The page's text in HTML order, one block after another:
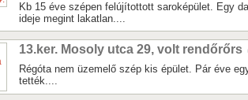
Kb 15 éve szépen felújítottott saroképület. Egy
ideje megint lakatlan....
13.ker. Mosoly utca 29, volt rendőrőrs
Régóta nem üzemelő szép kis épület. Pár éve
tették....